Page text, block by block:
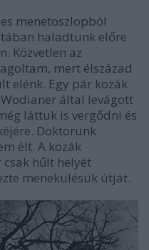
menetoszlopból
haladtunk előre
Közvetlen az
mert élszázad
elénk. Egy pár kozák
által levágott
láttuk is vergődni és
Doktorunk
élt. A kozák
hűlt helyét
menekülésük útját.